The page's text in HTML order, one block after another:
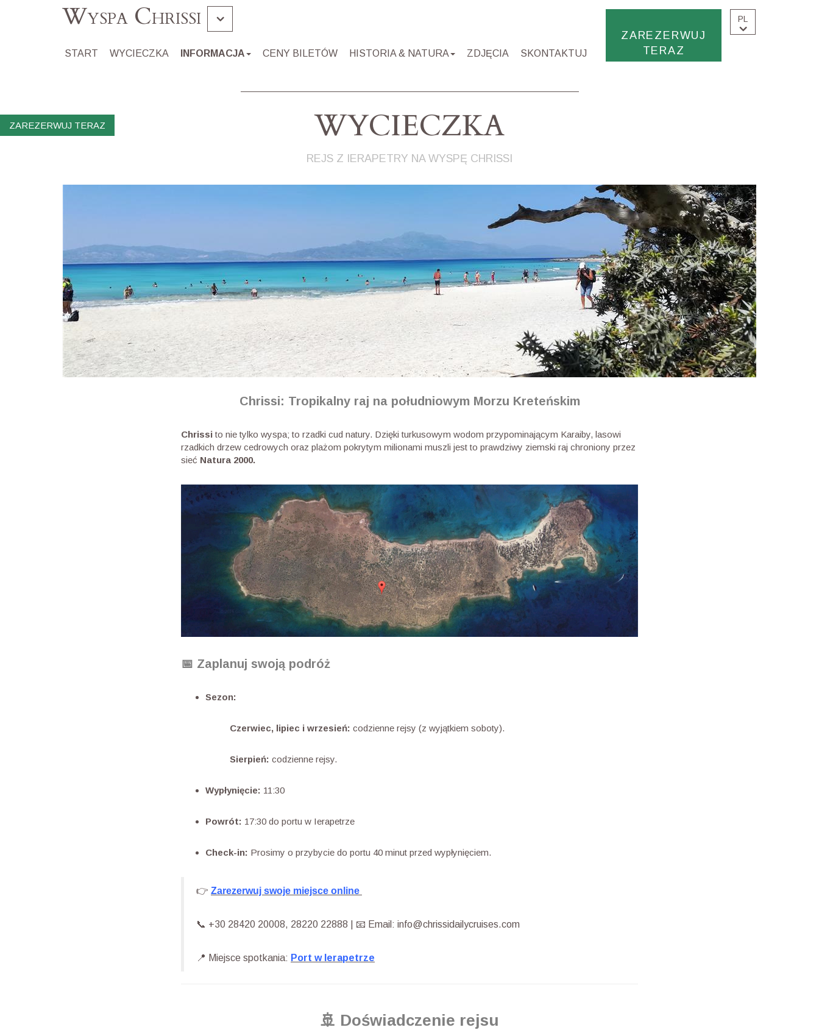
ZAREZERWUJ TERAZ
PL
ZAREZERWUJ
TERAZ
Wyspa Chrissi
Gramvousa Balos
START WYCIECZKA INFORMACJA CENY BILETÓW HISTORIA & NATURA ZDJĘCIA SKONTAKTUJ
WYCIECZKA
REJS Z IERAPETRY NA WYSPĘ CHRISSI
Chrissi: Tropikalny raj na południowym Morzu Kreteńskim
Chrissito nie tylko wyspa; to rzadki cud natury. Dzięki turkusowym wodom przypominającym Karaiby, lasowi
rzadkich drzew cedrowych oraz plażom pokrytym milionami muszli jest to prawdziwy ziemski raj chroniony przez
sieć Natura 2000.
📅 Zaplanuj swoją podróż
Sezon:
Czerwiec, lipiec i wrzesień: codzienne rejsy (z wyjątkiem soboty).
Sierpień: codzienne rejsy.
Wypłynięcie: 11:30
Powrót: 17:30 do portu w Ierapetrze
Check-in: Prosimy o przybycie do portu 40 minut przed wypłynięciem.
👉 Zarezerwuj swoje miejsce online
📞 +30 28420 20008, 28220 22888 | 📧 Email: info@chrissidailycruises.com
📍 Miejsce spotkania: Port w Ierapetrze
🚢 Doświadczenie rejsu